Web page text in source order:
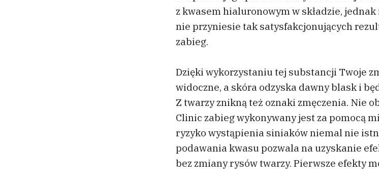
z kwasem hialuronowym w składzie,
nie przyniesie tak satysfakcjonujących
zabieg.
Dzięki wykorzystaniu tej substancji Twoje
widoczne, a skóra odzyska dawny blask i
Z twarzy znikną też oznaki zmęczenia. Nie
Clinic zabieg wykonywany jest za pomocą
ryzyko wystąpienia siniaków niemal nie
podawania kwasu pozwala na uzyskanie
bez zmiany rysów twarzy. Pierwsze efekty